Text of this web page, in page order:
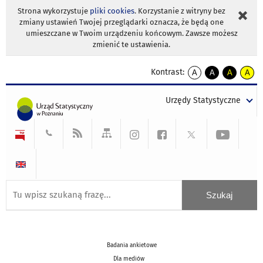
Strona wykorzystuje pliki cookies. Korzystanie z witryny bez
zmiany ustawień Twojej przeglądarki oznacza, że będą one
umieszczane w Twoim urządzeniu końcowym. Zawsze możesz
zmienić te ustawienia.
Kontrast:
A
kontrast
A
kontrast
tekst
czarnym
A
kontrast
tekst
czarnym
A
tekst
żółtym
Urzędy Statystyczne
Badania ankietowe
Dla mediów